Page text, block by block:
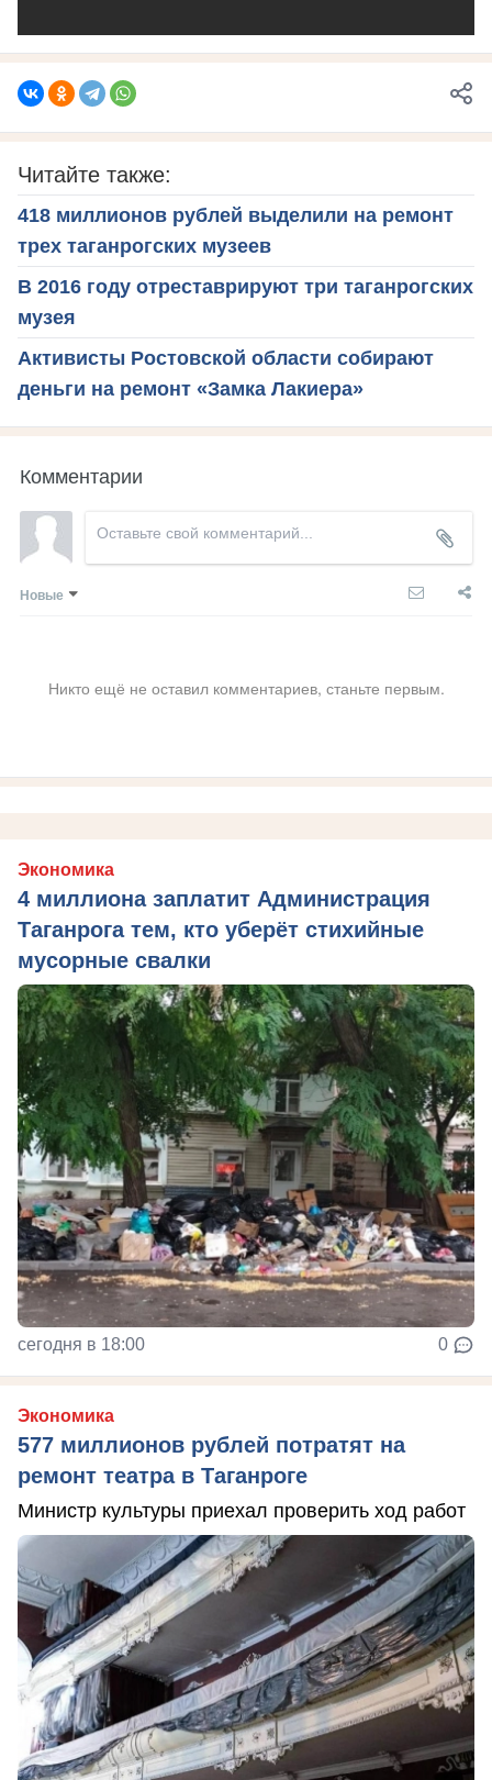
Читайте также:
418 миллионов рублей выделили на ремонт
трех таганрогских музеев
В 2016 году отреставрируют три таганрогских
музея
Активисты Ростовской области собирают
деньги на ремонт «Замка Лакиера»
Комментарии
Новые
Никто ещё не оставил комментариев, станьте первым.
Экономика
4 миллиона заплатит Администрация
Таганрога тем, кто уберёт стихийные
мусорные свалки
сегодня в 18:00 0
Экономика
577 миллионов рублей потратят на
ремонт театра в Таганроге
Министр культуры приехал проверить ход работ